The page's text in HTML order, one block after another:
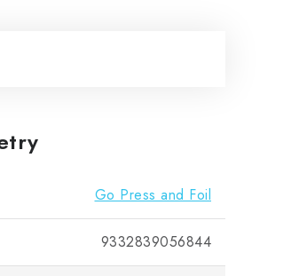
Go Press and Foil
9332839056844